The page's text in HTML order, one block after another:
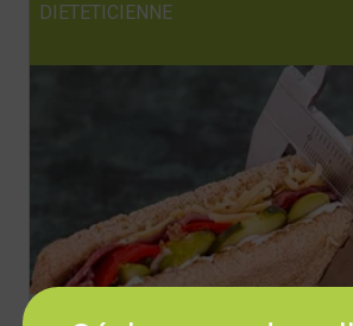
DIETETICIENNE